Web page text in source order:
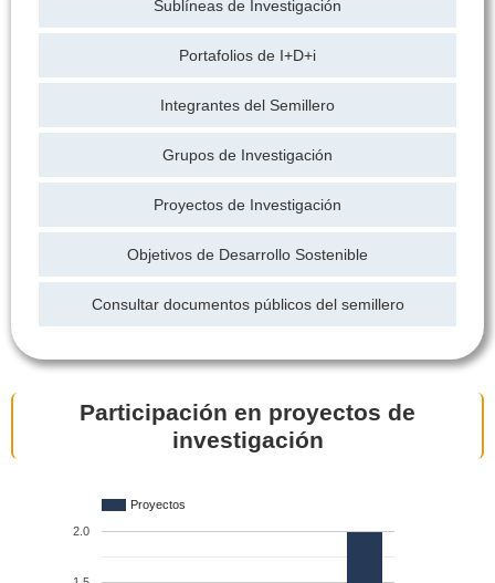
Sublíneas de Investigación
Portafolios de I+D+i
Integrantes del Semillero
Grupos de Investigación
Proyectos de Investigación
Objetivos de Desarrollo Sostenible
Consultar documentos públicos del semillero
Participación en proyectos de
investigación
Proyectos
2.0